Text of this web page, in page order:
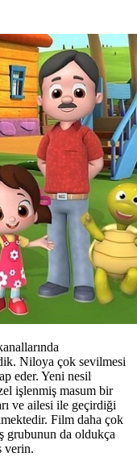
Niloya çok sevilmesi
eder. Yeni nesil
işlenmiş masum bir
ve ailesi ile geçirdiği
Film daha çok
grubunun da oldukça
verin.